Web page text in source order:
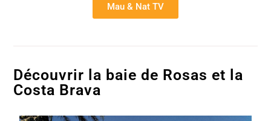
Mau & Nat TV
Découvrir la baie de Rosas et la
Costa Brava